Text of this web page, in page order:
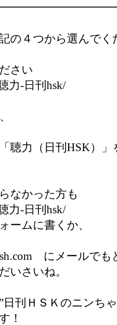
の４つから選んでく
さい
力-日刊hsk/
聴力（日刊HSK）」
なかった方も
力-日刊hsk/
ームに書くか、
　にメールでも
いさいね。
刊ＨＳＫのニンち
！